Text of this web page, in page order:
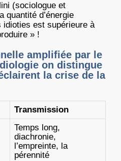
(sociologue et
quantité d’énergie
est supérieure à
» !
amplifiée par le
on distingue
la crise de la
Transmission
Temps long,
diachronie,
l’empreinte, la
pérennité